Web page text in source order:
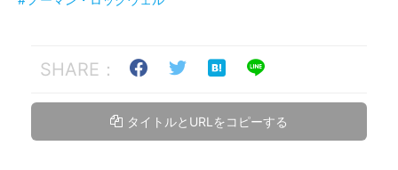
SHARE：
タイトルとURLをコピーする